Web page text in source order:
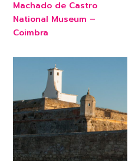
Machado de Castro
National Museum –
Coimbra